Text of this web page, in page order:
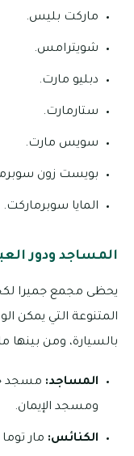
ماركت بليس.
شويترامس.
دبليو مارت.
ستارمارت.
سويس مارت.
بويست زون
المايا سوبرماركت.
المساجد ودور
يحظى مجمع جميرا
بالسيارة، ومن بينها
المساجد: مسجد
ومسجد الإيمان.
الكنائس: مار